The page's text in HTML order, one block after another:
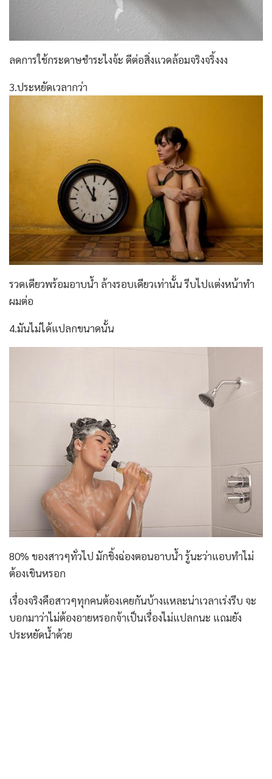
ลดการใช้กระดาษชำระไงจ้ะ ดีต่อสิ่งแวดล้อมจริงจริ้งงง
3.ประหยัดเวลากว่า
รวดเดียวพร้อมอาบน้ำ ล้างรอบเดียวเท่านั้น รีบไปแต่งหน้าทำ
ผมต่อ
4.มันไม่ได้แปลกขนาดนั้น
80% ของสาวๆทั่วไป มักชิ้งฉ่องตอนอาบน้ำ รู้นะว่าแอบทำไม่
ต้องเขินหรอก
เรื่องจริงคือสาวๆทุกคนต้องเคยกันบ้างแหละน่าเวลาเร่งรีบ จะ
บอกมาว่าไม่ต้องอายหรอกจ้าเป็นเรื่องไม่แปลกนะ แถมยัง
ประหยัดน้ำด้วย